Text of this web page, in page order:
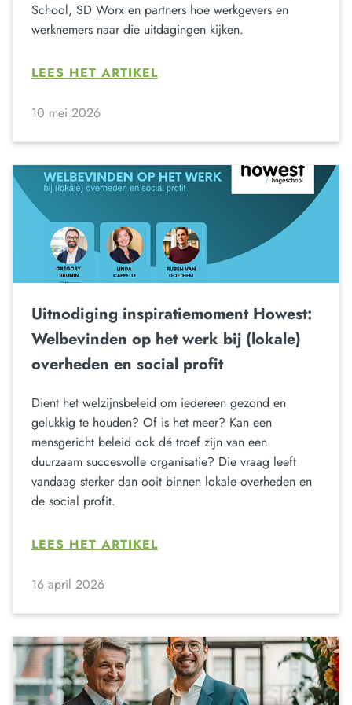
School, SD Worx en partners hoe werkgevers en
werknemers naar die uitdagingen kijken.
LEES HET ARTIKEL
10 mei 2026
Uitnodiging inspiratiemoment Howest:
Welbevinden op het werk bij (lokale)
overheden en social profit
Dient het welzijnsbeleid om iedereen gezond en
gelukkig te houden? Of is het meer? Kan een
mensgericht beleid ook dé troef zijn van een
duurzaam succesvolle organisatie? Die vraag leeft
vandaag sterker dan ooit binnen lokale overheden en
de social profit.
LEES HET ARTIKEL
16 april 2026